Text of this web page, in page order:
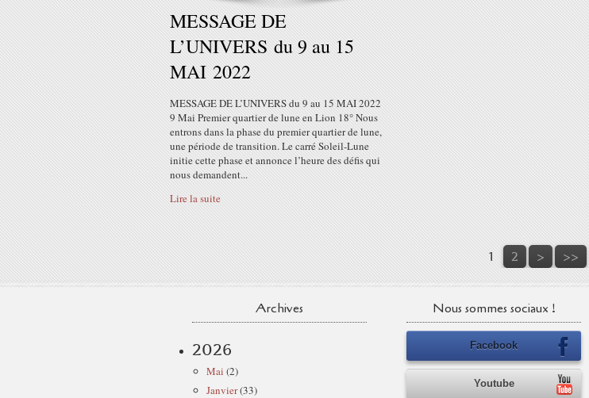
MESSAGE DE
L’UNIVERS du 9 au 15
MAI 2022
MESSAGE DE L’UNIVERS du 9 au 15 MAI 2022
9 Mai Premier quartier de lune en Lion 18° Nous
entrons dans la phase du premier quartier de lune,
une période de transition. Le carré Soleil-Lune
initie cette phase et annonce l’heure des défis qui
nous demandent...
Lire la suite
1 2 > >>
Archives
2026
Mai (2)
Janvier(33)
Nous sommes sociaux !
Facebook
Youtube